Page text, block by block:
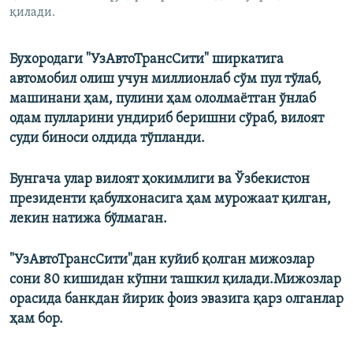
қилади.
Бухородаги "УзАвтоТрансСити" ширкатига
автомобил олиш учун миллионлаб сўм пул тўлаб,
машинани ҳам, пулини ҳам ололмаётган ўнлаб
одам пулларини ундириб беришни сўраб, вилоят
суди биноси олдида тўпланди.
Бунгача улар вилоят ҳокимлиги ва Ўзбекистон
президенти қабулхонасига ҳам мурожаат қилган,
лекин натижа бўлмаган.
"УзАвтоТрансСити"дан куйиб қолган мижозлар
сони 80 кишидан кўпни ташкил қилади.Мижозлар
орасида банкдан йирик фоиз эвазига қарз олганлар
ҳам бор.​